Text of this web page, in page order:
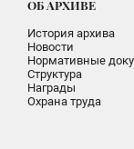
ОБ АРХИВЕ
История архива
Новости
Нормативные
Структура
Награды
Охрана труда